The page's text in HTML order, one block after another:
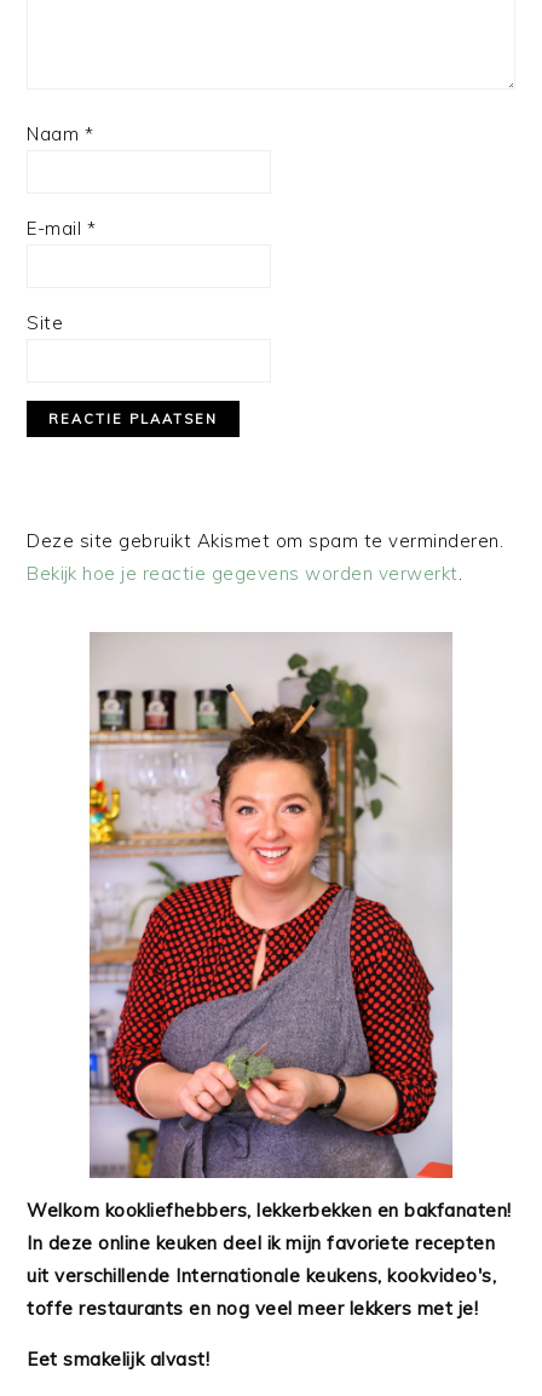
Naam *
E-mail *
Site
Deze site gebruikt Akismet om spam te verminderen.
Bekijk hoe je reactie gegevens worden verwerkt.
Welkom kookliefhebbers, lekkerbekken en bakfanaten!
In deze online keuken deel ik mijn favoriete recepten
uit verschillende Internationale keukens, kookvideo's,
toffe restaurants en nog veel meer lekkers met je!
Eet smakelijk alvast!